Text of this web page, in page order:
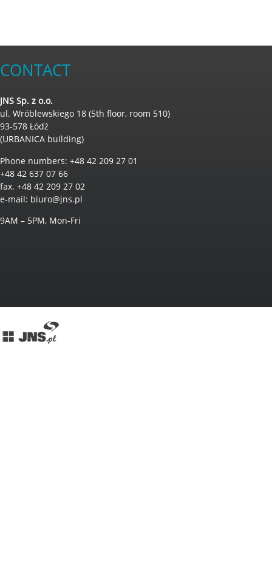
CONTACT
JNS Sp. z o.o.
ul. Wróblewskiego 18 (5th floor, room 510)
93-578 Łódź
(URBANICA building)
Phone numbers: +48 42 209 27 01
+48 42 637 07 66
fax. +48 42 209 27 02
e-mail: biuro@jns.pl
9AM – 5PM, Mon-Fri